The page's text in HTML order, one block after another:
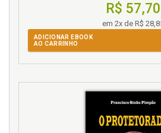
R$ 57,70
em 2x de R$
ADICIONAR EBOOK
AO CARRINHO